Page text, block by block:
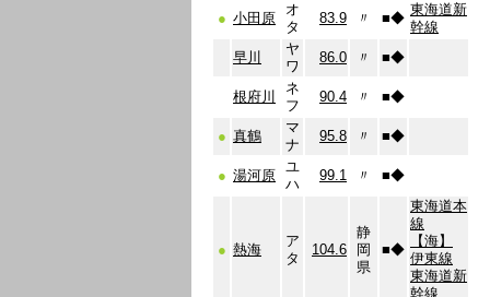
● 小田原
オ
タ
83.9 〃 ■◆
東海道新
幹線
早川
ヤ
ワ
86.0 〃 ■◆
根府川
ネ
フ
90.4 〃 ■◆
● 真鶴
マ
ナ
95.8 〃 ■◆
● 湯河原
ユ
ハ
99.1 〃 ■◆
● 熱海
ア
タ
104.6
静
岡
県
■◆
東海道本
線
【海】
伊東線
東海道新
幹線